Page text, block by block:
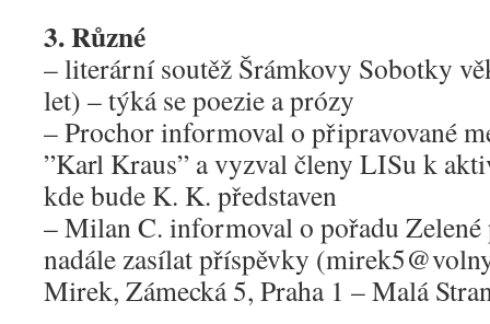
3. Různé
– literární soutěž Šrámkovy Sobotky
let) – týká se poezie a prózy
– Prochor informoval o připravované
”Karl Kraus” a vyzval členy LISu k
kde bude K. K. představen
– Milan C. informoval o pořadu
nadále zasílat příspěvky
Mirek, Zámecká 5, Praha 1 – Malá